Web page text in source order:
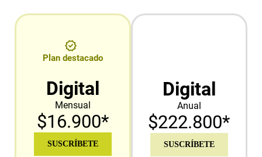
Plan destacado
Digital
Mensual
$16.900*
SUSCRÍBETE
Digital
Anual
$222.800*
SUSCRÍBETE